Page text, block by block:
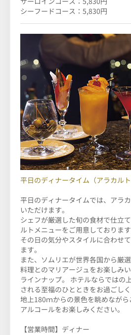
シーフードコース：5,830円
平日のディナータイム（アラカル
平日のディナータイムでは、アラ
いただけます。
シェフが厳選した旬の食材で仕立
ルトメニューをご用意しております
その日の気分やスタイルに合わせ
ます。
また、ソムリエが世界各国から厳
料理とのマリアージュをお楽しみ
ラインナップ。 ホテルならではの
される至福のひとときをお過ごしく
地上180ｍからの景色を眺めながら
アルコールをお楽しみください。
【営業時間】ディナー